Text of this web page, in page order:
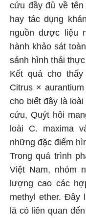
cứu đầy đủ về tên
hay tác dụng
nguồn dược liệu
hành khảo sát
sánh hình thái
Kết quả cho
Citrus ×
cho biết đây là
cứu, Quýt hôi
loài C. maxima
những đặc điểm
Trong quá trình
Việt Nam, nhóm
lượng cao các
methyl ether. Đây
là có liên quan